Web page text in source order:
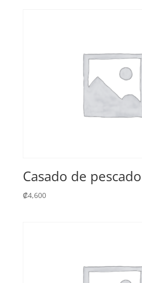
Casado de pescado
₡4,600